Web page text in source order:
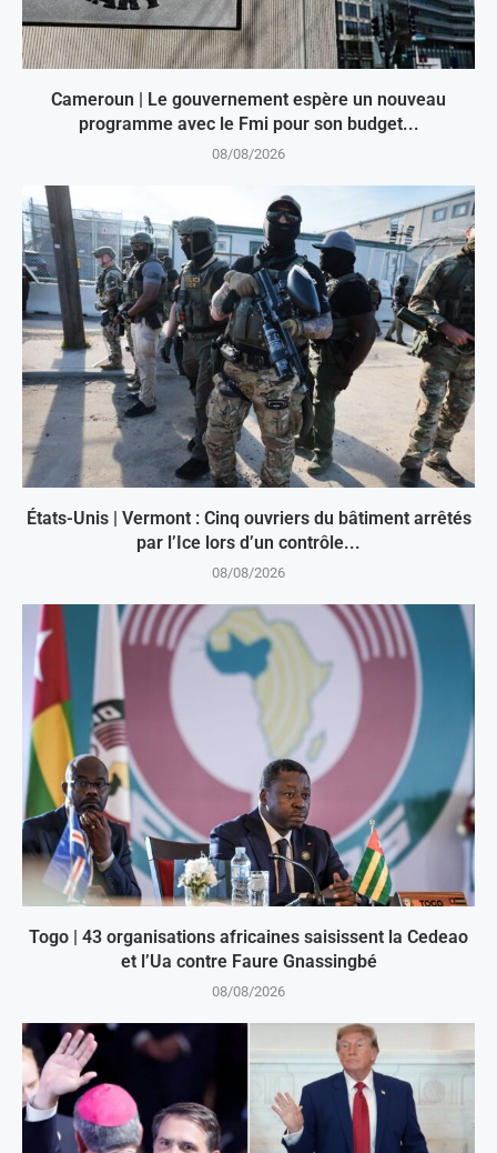
Cameroun | Le gouvernement espère un nouveau
programme avec le Fmi pour son budget...
08/08/2026
États-Unis | Vermont : Cinq ouvriers du bâtiment arrêtés
par l’Ice lors d’un contrôle...
08/08/2026
Togo | 43 organisations africaines saisissent la Cedeao
et l’Ua contre Faure Gnassingbé
08/08/2026